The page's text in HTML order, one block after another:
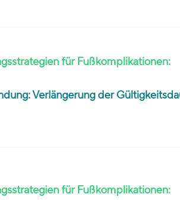
für Fußkomplikationen:
Verlängerung der
für Fußkomplikationen: